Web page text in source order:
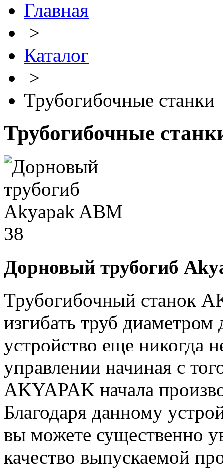
Главная
>
Каталог
>
Трубогибочные станки
Трубогибочные
Дорновый трубогиб
Трубогибочный станок
изгибать труб
устройство еще никогда
управлении начиная с
AKYAPAK начала
Благодаря данному
вы можете существенно
качество выпускаемой